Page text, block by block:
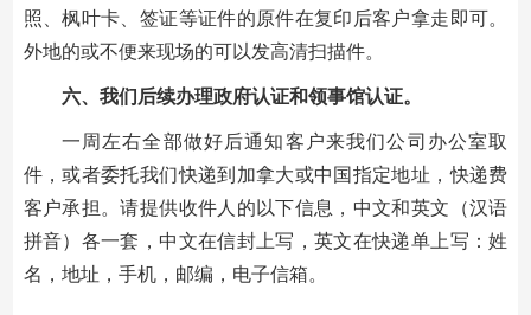
照、枫叶卡、签证等证件的原件在复印后客户拿走即可。
外地的或不便来现场的可以发高清扫描件。
六、我们后续办理政府认证和领事馆认证。
一周左右全部做好后通知客户来我们公司办公室取
件，或者委托我们快递到加拿大或中国指定地址，快递费
客户承担。请提供收件人的以下信息，中文和英文（汉语
拼音）各一套，中文在信封上写，英文在快递单上写：姓
名，地址，手机，邮编，电子信箱。